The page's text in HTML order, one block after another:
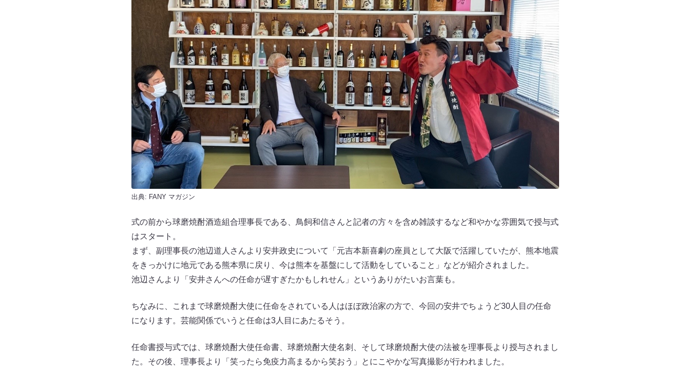
出典: FANY マガジン
式の前から球磨焼酎酒造組合理事長である、鳥飼和信さんと記者の方々を含め雑談するなど和やかな雰囲気で授与式
はスタート。
まず、副理事長の池辺道人さんより安井政史について「元吉本新喜劇の座員として大阪で活躍していたが、熊本地震
をきっかけに地元である熊本県に戻り、今は熊本を基盤にして活動をしていること」などが紹介されました。
池辺さんより「安井さんへの任命が遅すぎたかもしれせん」というありがたいお言葉も。
ちなみに、これまで球磨焼酎大使に任命をされている人はほぼ政治家の方で、今回の安井でちょうど30人目の任命
になります。芸能関係でいうと任命は3人目にあたるそう。
任命書授与式では、球磨焼酎大使任命書、球磨焼酎大使名刺、そして球磨焼酎大使の法被を理事長より授与されまし
た。その後、理事長より「笑ったら免疫力高まるから笑おう」とにこやかな写真撮影が行われました。